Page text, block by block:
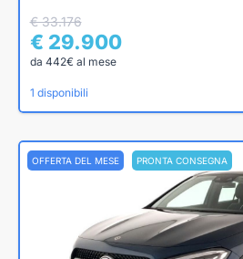
€ 33.176
€ 29.900
da 442€ al mese
1 disponibili
OFFERTA DEL MESE PRONTA CONSEGNA